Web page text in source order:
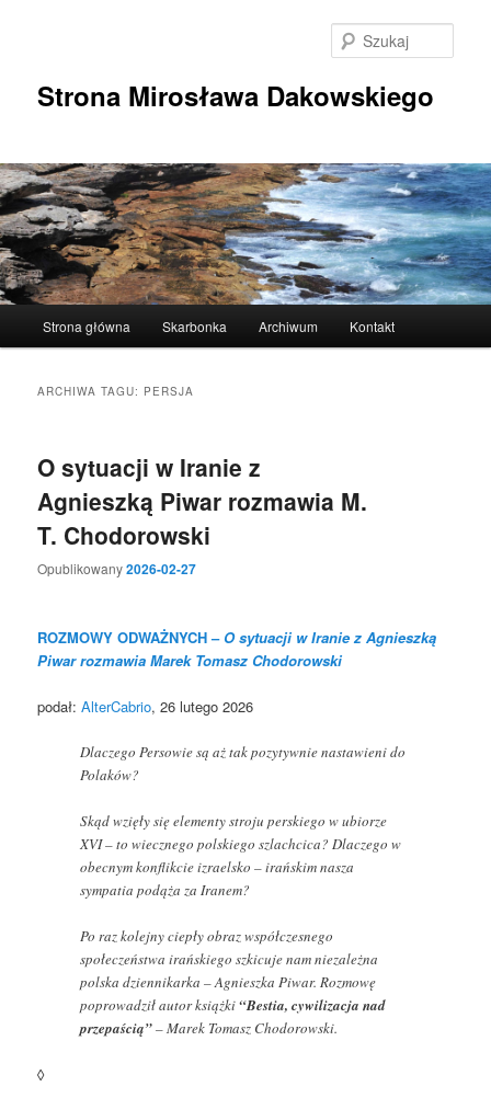
Strona Mirosława Dakowskiego
Strona główna Skarbonka Archiwum Kontakt
ARCHIWA TAGU: PERSJA
O sytuacji w Iranie z
Agnieszką Piwar rozmawia M.
T. Chodorowski
Opublikowany2026-02-27
ROZMOWY ODWAŻNYCH – O sytuacji w Iranie z Agnieszką
Piwar rozmawia Marek Tomasz Chodorowski
podał:AlterCabrio, 26 lutego 2026
Dlaczego Persowie są aż tak pozytywnie nastawieni do
Polaków?
Skąd wzięły się elementy stroju perskiego w ubiorze
XVI – to wiecznego polskiego szlachcica? Dlaczego w
obecnym konflikcie izraelsko – irańskim nasza
sympatia podąża za Iranem?
Po raz kolejny ciepły obraz współczesnego
społeczeństwa irańskiego szkicuje nam niezależna
polska dziennikarka – Agnieszka Piwar. Rozmowę
poprowadził autor książki“Bestia, cywilizacja nad
przepaścią”– Marek Tomasz Chodorowski.
◊